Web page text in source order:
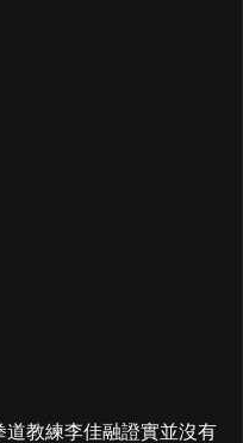
教練李佳融證實並沒有